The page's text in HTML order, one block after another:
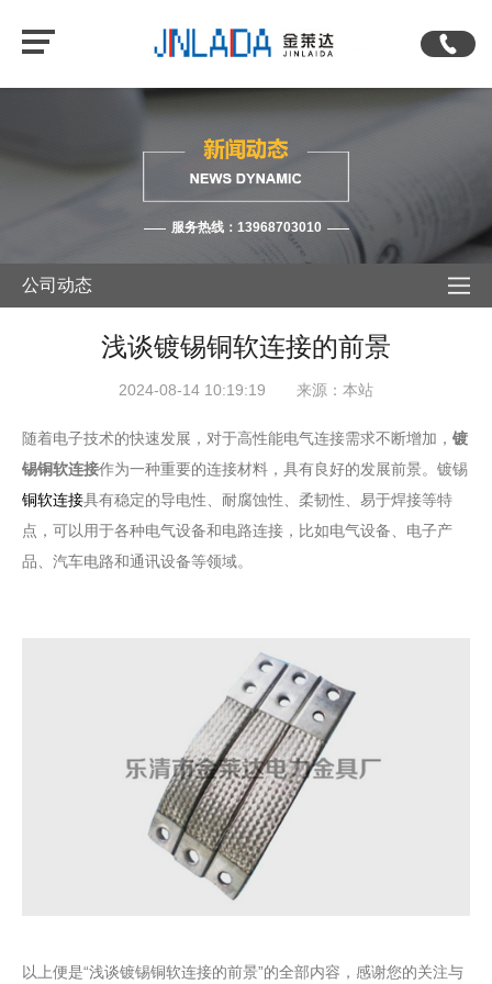
服务热线：13968703010
公司动态
浅谈镀锡铜软连接的前景
2024-08-14 10:19:19 来源：本站
随着电子技术的快速发展，对于高性能电气连接需求不断增加， 镀
锡铜软连接作为一种重要的连接材料，具有良好的发展前景。镀锡
铜软连接具有稳定的导电性、耐腐蚀性、柔韧性、易于焊接等特
点，可以用于各种电气设备和电路连接，比如电气设备、电子产
品、汽车电路和通讯设备等领域。
以上便是“浅谈镀锡铜软连接的前景”的全部内容，感谢您的关注与